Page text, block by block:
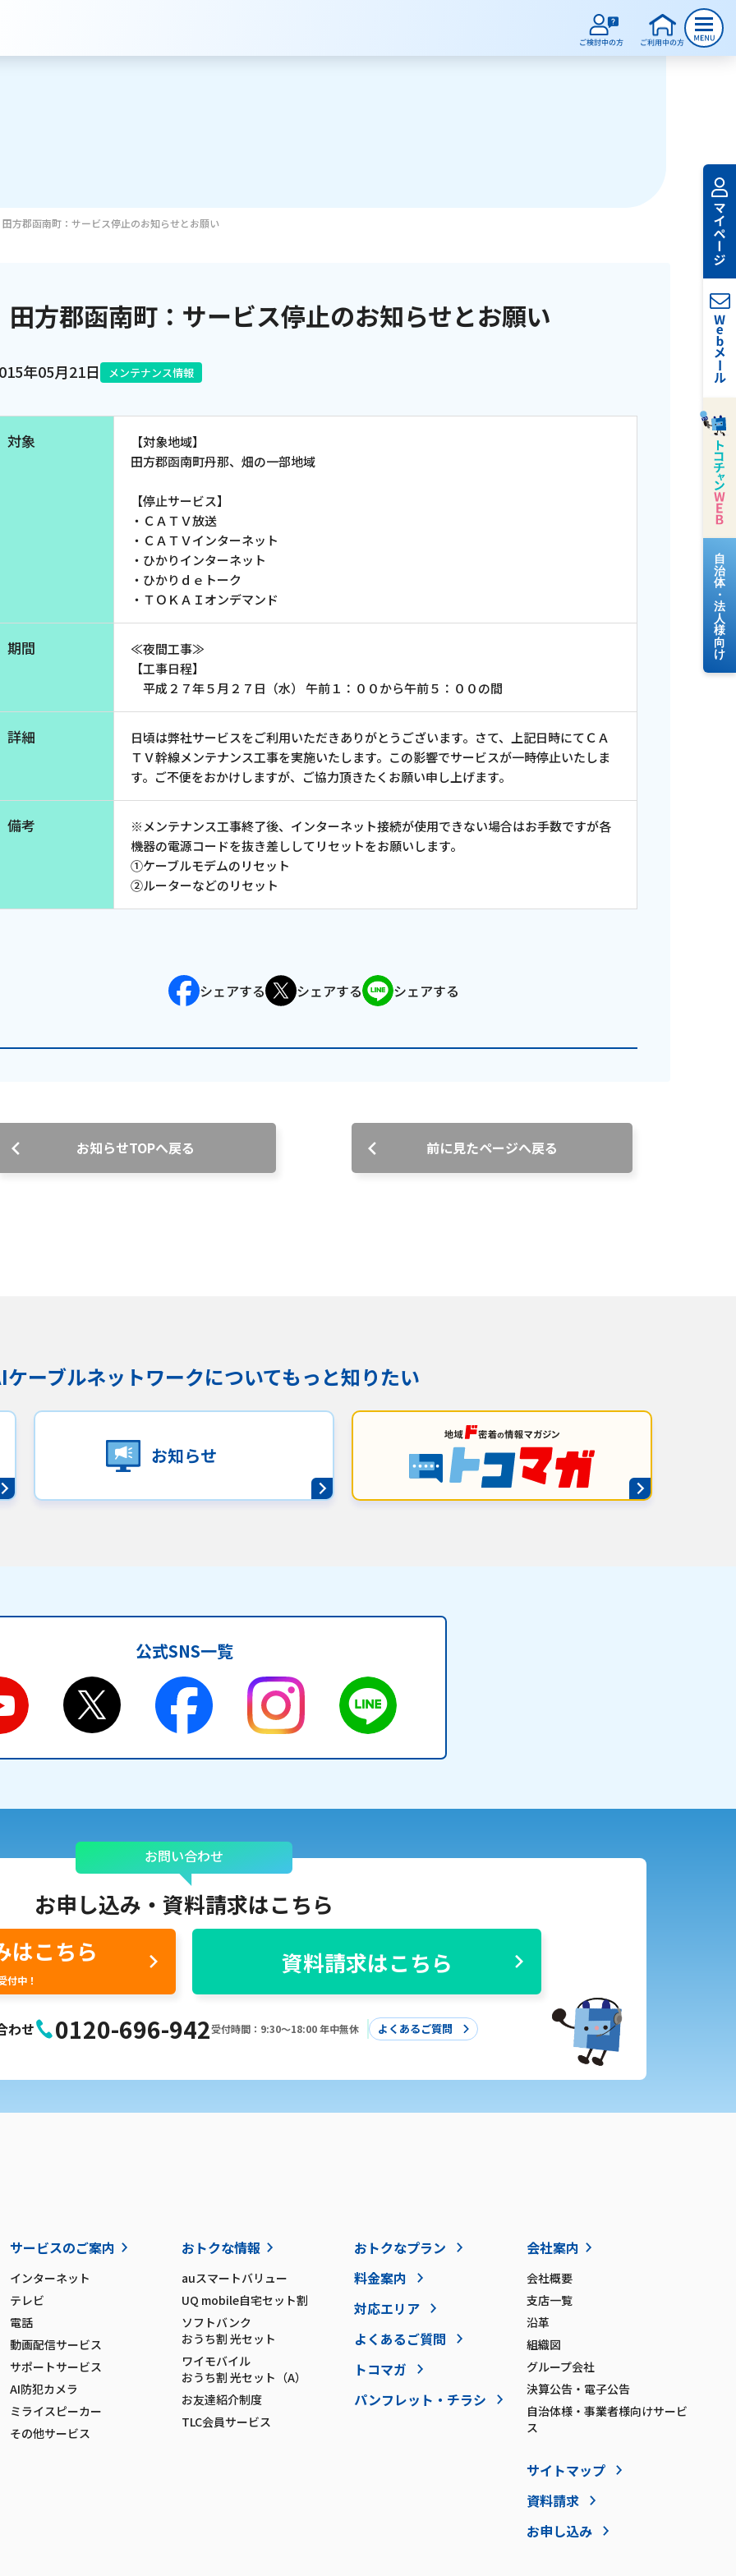
サービスのご案内
動画配信
お電話でのお問い合わせ
受付時間：9:30〜18:00 年中無休
Webメール
会社案内
沿革
組織図
グループ会社
お知らせ
田方郡函南町：サービス停止のお知らせとお願い
田方郡函南町：サービス停止のお知らせとお願い
年05月21日 メンテナンス情報
対象
【対象地域】
田方郡函南町丹那、畑の一部地域
【停止サービス】
・ＣＡＴＶ放送
・ＣＡＴＶインターネット
・ひかりインターネット
・ひかりｄｅトーク
・ＴＯＫＡＩオンデマンド
期間
≪夜間工事≫
【工事日程】
平成２７年５月２７日（水） 午前１：００から午前５：００の間
詳細
日頃は弊社サービスをご利用いただきありがとうございます。さて、上記日時にてＣＡ
ＴＶ幹線メンテナンス工事を実施いたします。この影響でサービスが一時停止いたしま
す。ご不便をおかけしますが、ご協力頂きたくお願い申し上げます。
備考
※メンテナンス工事終了後、インターネット接続が使用できない場合はお手数ですが各
機器の電源コードを抜き差ししてリセットをお願いします。
①ケーブルモデムのリセット
②ルーターなどのリセット
シェアする シェアする シェアする
お知らせTOPへ戻る 前に見たページへ戻る
ケーブルネットワークについてもっと知りたい
お知らせ
公式SNS一覧
お問い合わせ
お申し込み・ 資料請求はこちら
はこちら
付中！
資料請求はこちら
わせ 0120-696-942受付時間：9:30〜18:00 年中無休 よくあるご質問
サービスのご案内
インターネット
テレビ
電話
動画配信サービス
サポートサービス
AI防犯カメラ
ミライスピーカー
その他サービス
おトクな情報
auスマートバリュー
UQ mobile自宅セット割
ソフトバンク
おうち割 光セット
ワイモバイル
おうち割 光セット（A）
お友達紹介制度
TLC会員サービス
おトクなプラン
料金案内
対応エリア
よくあるご質問
トコマガ
パンフレット・チラシ
会社案内
会社概要
支店一覧
沿革
組織図
グループ会社
決算公告・電子公告
自治体様・事業者様向けサービ
ス
サイトマップ
資料請求
お申し込み